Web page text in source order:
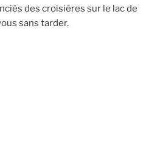
des croisières sur le lac de
sans tarder.